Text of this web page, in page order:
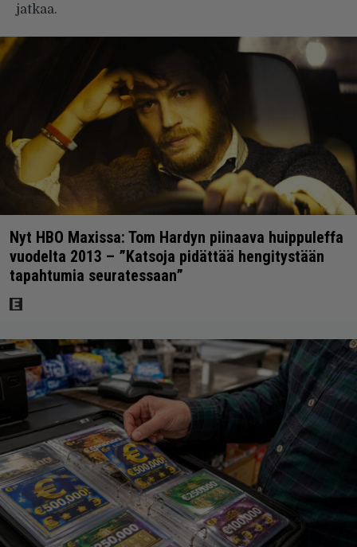
jatkaa.
Nyt HBO Maxissa: Tom Hardyn piinaava huippuleffa
vuodelta 2013 – ”Katsoja pidättää hengitystään
tapahtumia seuratessaan”